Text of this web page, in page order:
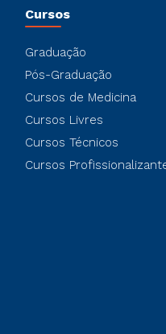
Cursos
Graduação
Pós-Graduação
Cursos de Medicina
Cursos Livres
Cursos Técnicos
Cursos